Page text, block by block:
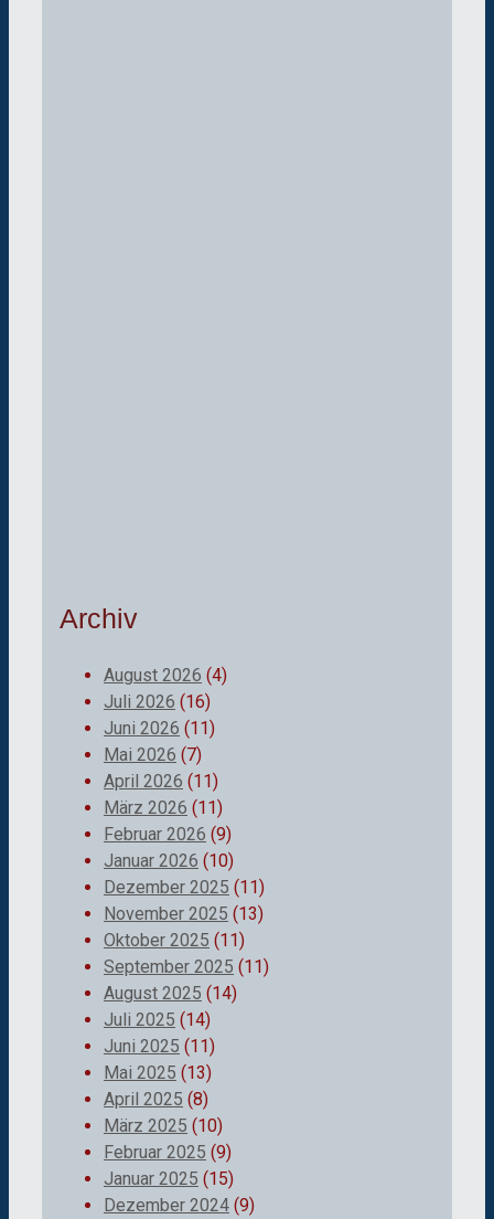
Archiv
August 2026 (4)
Juli 2026 (16)
Juni 2026 (11)
Mai 2026 (7)
April 2026 (11)
März 2026 (11)
Februar 2026 (9)
Januar 2026 (10)
Dezember 2025 (11)
November 2025 (13)
Oktober 2025 (11)
September 2025 (11)
August 2025 (14)
Juli 2025 (14)
Juni 2025 (11)
Mai 2025 (13)
April 2025 (8)
März 2025 (10)
Februar 2025 (9)
Januar 2025 (15)
Dezember 2024 (9)